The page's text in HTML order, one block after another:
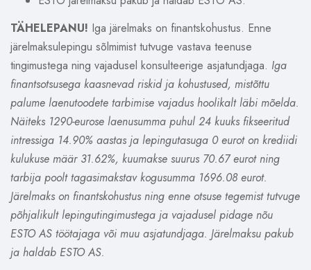
TÄHELEPANU! Iga järelmaks on finantskohustus. Enne
järelmaksulepingu sõlmimist tutvuge vastava teenuse
tingimustega ning vajadusel konsulteerige asjatundjaga. Iga
finantsotsusega kaasnevad riskid ja kohustused, mistõttu
palume laenutoodete tarbimise vajadus hoolikalt läbi mõelda.
Näiteks 1290-eurose laenusumma puhul 24 kuuks fikseeritud
intressiga 14.90% aastas ja lepingutasuga 0 eurot on krediidi
kulukuse määr 31.62%, kuumakse suurus 70.67 eurot ning
tarbija poolt tagasimakstav kogusumma 1696.08 eurot.
Järelmaks on finantskohustus ning enne otsuse tegemist tutvuge
põhjalikult lepingutingimustega ja vajadusel pidage nõu
ESTO AS töötajaga või muu asjatundjaga. Järelmaksu pakub
ja haldab ESTO AS.